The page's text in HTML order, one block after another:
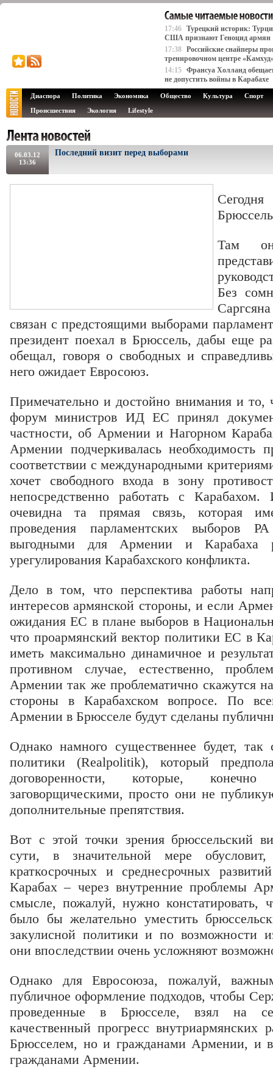
17:46 Турецкий историк:
США признают Геноцид армян
17:38 Российские снайперы
тренировочном центре
14:15 Франсуа Холланд
не допустить войны в Карабахе
Диаспора Политика Экономика Общество Культура
Спорт
Происшествия
Экология Lifestyle
06.03.12
13:36
Последний визит перед выборами
Там он
Без
связан с предстоящими выборами
президент поехал в Брюссель, дабы еще
обещал, говоря о свободных и
него ожидает Евросоюз.
Примечательно и достойно внимания и то,
форум министров ИД ЕС принял
частности, об Армении и Нагорном
Армении подчеркивалась необходимость
соответствии с международными
хочет свободного входа в зону
непосредственно работать с
очевидна та прямая связь, которая
проведения парламентских выборов
выгодными для Армении и Карабаха
урегулирования Карабахского конфликта.
Дело в том, что перспектива работы
интересов армянской стороны, и если
ожидания ЕС в плане выборов в
что проармянский вектор политики ЕС в
иметь максимально динамичное и
противном случае, естественно,
Армении так же проблематично скажутся
стороны в Карабахском вопросе. По
Армении в Брюсселе будут сделаны
Однако намного существеннее будет, так
политики (Realpolitik), который
договоренности, которые,
заговорщическими, просто они не
дополнительные препятствия.
Вот с этой точки зрения брюссельский
сути, в значительной мере
краткосрочных и среднесрочных
Карабах – через внутренние проблемы
смысле, пожалуй, нужно констатировать,
было бы желательно уместить
закулисной политики и по возможности
они впоследствии очень усложняют
Однако для Евросоюза, пожалуй,
публичное оформление подходов, чтобы
проведенные в Брюсселе, взял на
качественный прогресс внутриармянских
Брюсселем, но и гражданами Армении, и
гражданами Армении.